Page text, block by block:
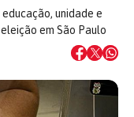
unidade e
em São Paulo